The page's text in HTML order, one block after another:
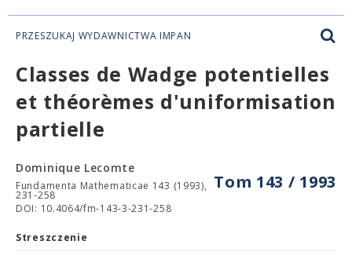
PRZESZUKAJ WYDAWNICTWA IMPAN
Classes de Wadge potentielles
et théorèmes d'uniformisation
partielle
Tom 143 / 1993
Dominique Lecomte
Fundamenta Mathematicae 143 (1993),
231-258
DOI: 10.4064/fm-143-3-231-258
Streszczenie